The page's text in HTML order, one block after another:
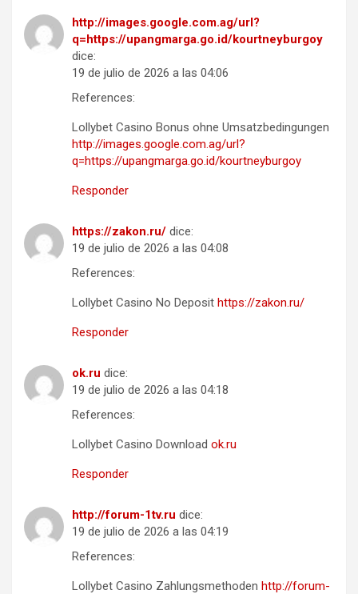
http://images.google.com.ag/url?
q=https://upangmarga.go.id/kourtneyburgoy
dice:
19 de julio de 2026 a las 04:06
References:
Lollybet Casino Bonus ohne Umsatzbedingungen
http://images.google.com.ag/url?
q=https://upangmarga.go.id/kourtneyburgoy
Responder
https://zakon.ru/ dice:
19 de julio de 2026 a las 04:08
References:
Lollybet Casino No Deposit https://zakon.ru/
Responder
ok.ru dice:
19 de julio de 2026 a las 04:18
References:
Lollybet Casino Download ok.ru
Responder
http://forum-1tv.ru dice:
19 de julio de 2026 a las 04:19
References:
Lollybet Casino Zahlungsmethoden http://forum-